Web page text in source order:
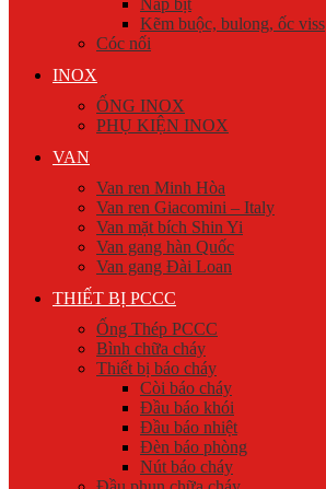
Nắp bịt
Kẽm buộc, bulong, ốc viss
Cóc nối
INOX
ỐNG INOX
PHỤ KIỆN INOX
VAN
Van ren Minh Hòa
Van ren Giacomini – Italy
Van mặt bích Shin Yi
Van gang hàn Quốc
Van gang Đài Loan
THIẾT BỊ PCCC
Ống Thép PCCC
Bình chữa cháy
Thiết bị báo cháy
Còi báo cháy
Đầu báo khói
Đầu báo nhiệt
Đèn báo phòng
Nút báo cháy